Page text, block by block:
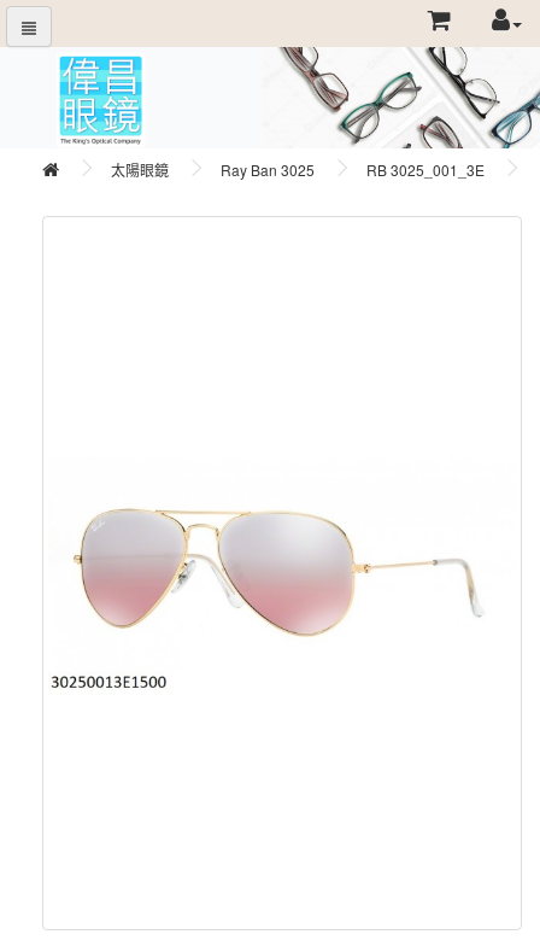
太陽眼鏡 Ray Ban 3025 RB 3025_001_3E